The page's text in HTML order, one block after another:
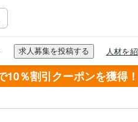
10％割引クーポンを獲得！